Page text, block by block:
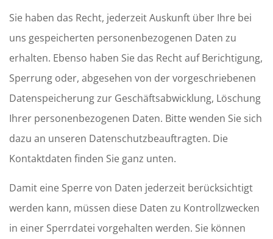
Sie haben das Recht, jederzeit Auskunft über Ihre bei
uns gespeicherten personenbezogenen Daten zu
erhalten. Ebenso haben Sie das Recht auf Berichtigung,
Sperrung oder, abgesehen von der vorgeschriebenen
Datenspeicherung zur Geschäftsabwicklung, Löschung
Ihrer personenbezogenen Daten. Bitte wenden Sie sich
dazu an unseren Datenschutzbeauftragten. Die
Kontaktdaten finden Sie ganz unten.
Damit eine Sperre von Daten jederzeit berücksichtigt
werden kann, müssen diese Daten zu Kontrollzwecken
in einer Sperrdatei vorgehalten werden. Sie können